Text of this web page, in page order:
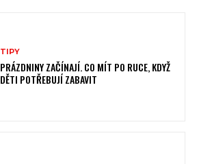
TIPY
PRÁZDNINY ZAČÍNAJÍ. CO MÍT PO RUCE, KDYŽ
DĚTI POTŘEBUJÍ ZABAVIT